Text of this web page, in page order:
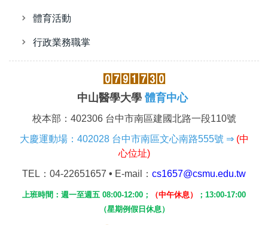
體育活動
行政業務職掌
中山醫學大學 體育中心
校本部：402306 台中市南區建國北路一段110號
大慶運動場：402028 台中市南區文心南路555號 ⇒ (中
心位址)
TEL ：04-22651657 • E-mail： cs1657@csmu.edu.tw
上班時間：週一至週五 08:00-12:00； （中午休息） ； 13:00-17:00
（星期例假日休息）